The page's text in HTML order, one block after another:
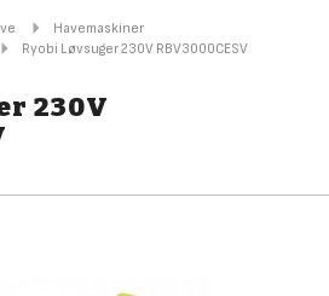
Havemaskiner
Ryobi Løvsuger 230V RBV3000CESV
230V